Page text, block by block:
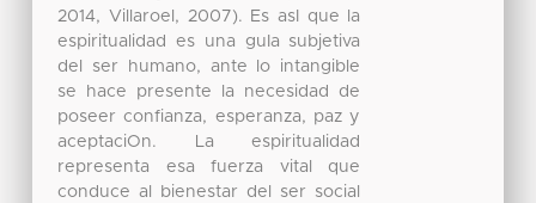
2014, Villaroel, 2007). Es asI que la
espiritualidad es una guIa subjetiva
del ser humano, ante lo intangible
se hace presente la necesidad de
poseer confianza, esperanza, paz y
aceptaciOn. La espiritualidad
representa esa fuerza vital que
conduce al bienestar del ser social